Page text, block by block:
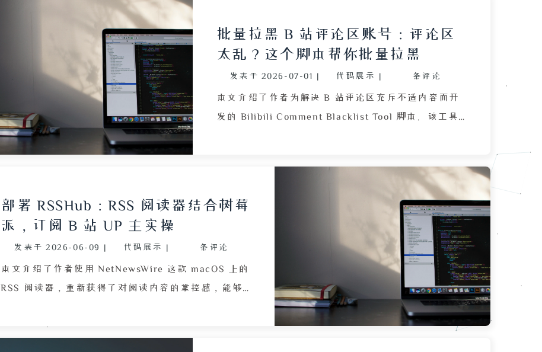
批量拉黑 B 站评论区账号：评论区
太乱？这个脚本帮你批量拉黑
发表于 2026-07-01 | 代码展示 | 条评论
本文介绍了作者为解决 B 站评论区充斥不适内容而开
发的 Bilibili Comment Blacklist Tool 脚本。该工具
论内容，避免用户情绪污染。文章详细阐述了脚本面
临的两大技术挑战：嵌套 Shadow DOM 的结构穿越以
及默认隐藏的“更多”按钮，并给出通过 JavaScript
evaluate 强制覆写 CSS 样式、使用 dispatchEvent
模拟点击的解决方案。同时，脚本处理了拉黑后评论
区自动刷新的情况，通过 UID 去重避免重复拉黑。部
署步骤包括克隆项目、创建 Python 虚拟环境、安装依
赖及 Playwright 的 Chromium 浏览器，并需将 B 站
Cookie 粘贴到配置中。文章最后强调该工具仅供学习
部署 RSSHub：RSS 阅读器结合树莓
派，订阅 B 站 UP 主实操
发表于 2026-06-09 | 代码展示 | 条评论
本文介绍了作者使用 NetNewsWire 这款 macOS 上的
RSS 阅读器，重新获得了对阅读内容的掌控感，能够
描述了 RSS 阅读带来的独特孤独体验，并由此引出著